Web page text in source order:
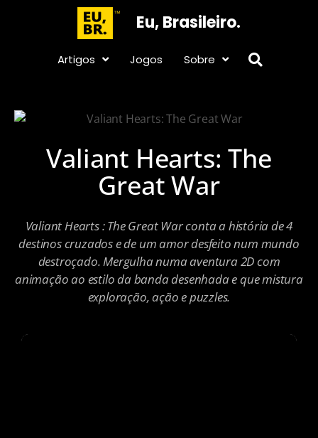
Eu, Brasileiro.
Artigos Jogos Sobre
Valiant Hearts: The
Great War
Valiant Hearts : The Great War conta a história de 4
destinos cruzados e de um amor desfeito num mundo
destroçado. Mergulha numa aventura 2D com
animação ao estilo da banda desenhada e que mistura
exploração, ação e puzzles.